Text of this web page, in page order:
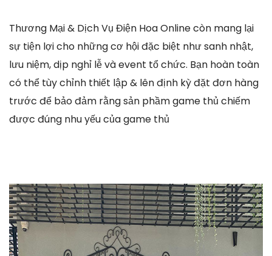
Thương Mại & Dịch Vụ Điện Hoa Online còn mang lại
sự tiện lợi cho những cơ hội đặc biệt như sanh nhật,
lưu niệm, dịp nghỉ lễ và event tổ chức. Bạn hoàn toàn
có thể tùy chỉnh thiết lập & lên định kỳ đặt đơn hàng
trước để bảo đảm rằng sản phầm game thủ chiếm
được đúng nhu yếu của game thủ